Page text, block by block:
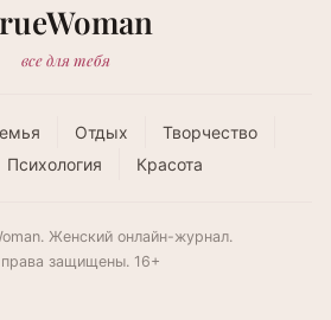
все для тебя
Отдых
Творчество
Психология Красота
Женский онлайн-журнал.
защищены. 16+